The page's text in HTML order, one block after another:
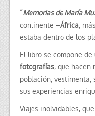
“Memorias de María
continente –África,
estaba dentro de los
El libro se compone de
fotografías, que hacen
población,
sus experiencias
Viajes inolvidables,